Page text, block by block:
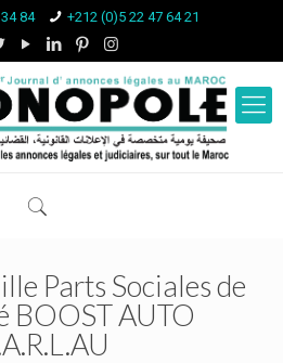
84 +212 (0)5 22 47 64 21
Parts Sociales de
BOOST AUTO